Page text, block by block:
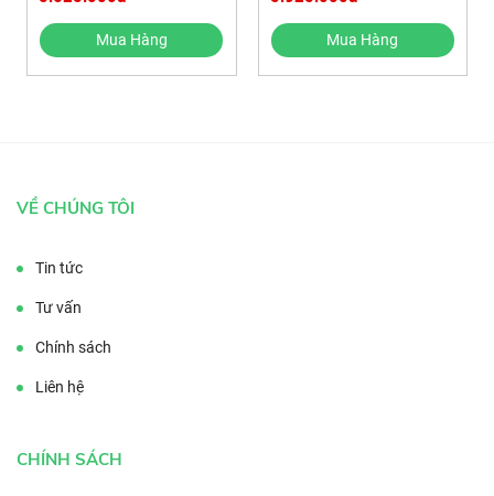
Mua Hàng Mua Hàng
VỀ CHÚNG TÔI
Tin tức
Tư vấn
Chính sách
Liên hệ
CHÍNH SÁCH